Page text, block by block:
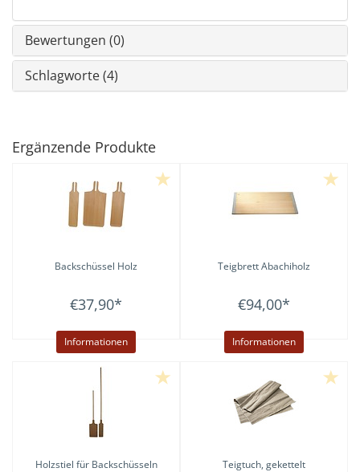
Bewertungen (0)
Schlagworte (4)
Ergänzende Produkte
Backschüssel Holz
€37,90*
Informationen
Teigbrett Abachiholz
€94,00*
Informationen
Holzstiel für Backschüsseln Teigtuch, gekettelt